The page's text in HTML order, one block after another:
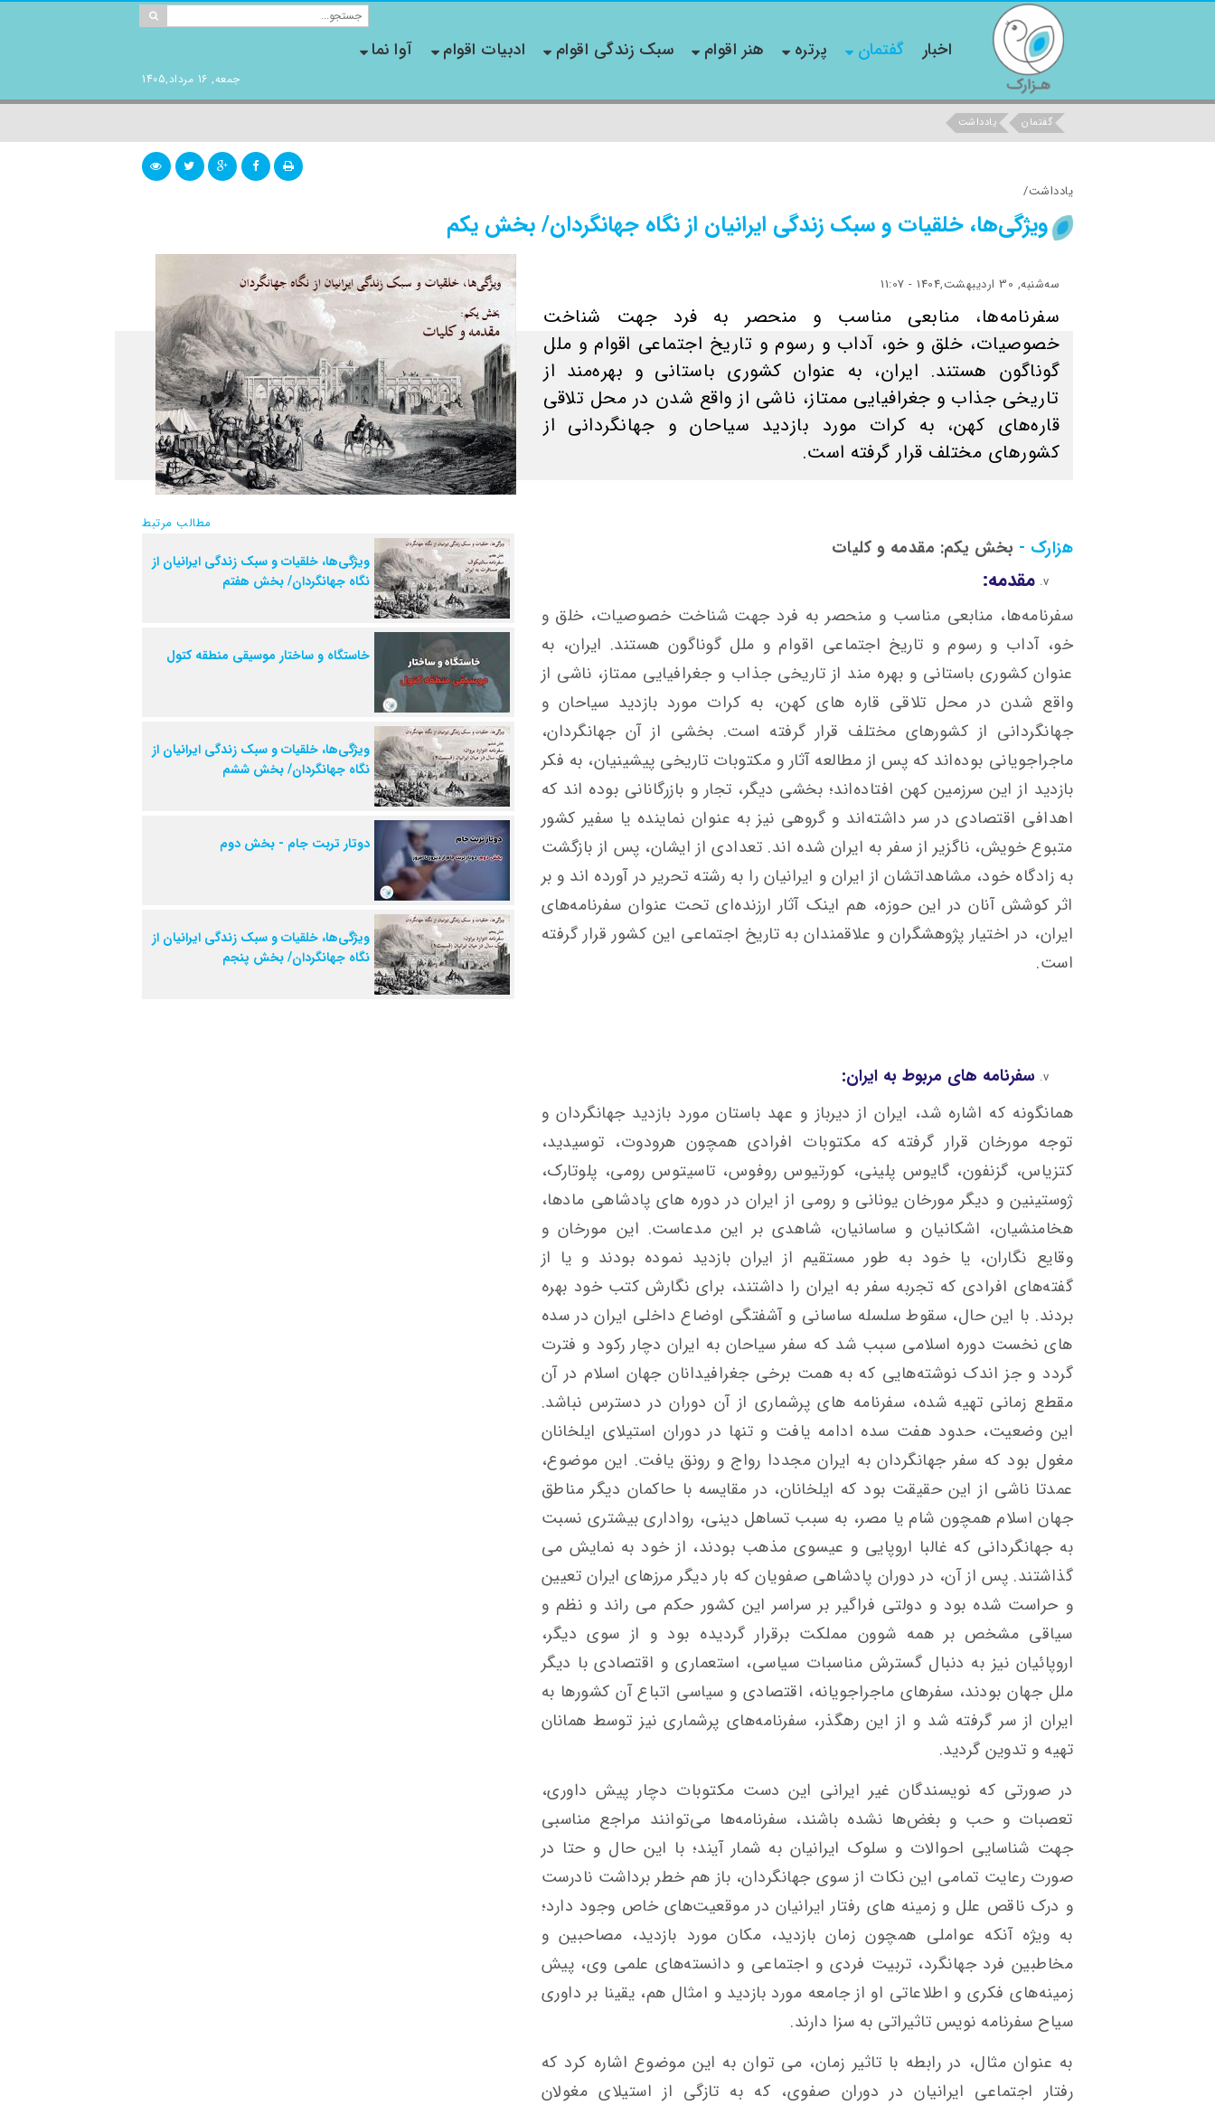
جمعه, 16 مرداد,1405
اخبار گفتمان پرتره هنر اقوام سبک زندگی اقوام ادبیات اقوام آوا نما
گفتمان یادداشت
یادداشت/
ویژگی‌ها، خلقیات و سبک زندگی ایرانیان از نگاه جهانگردان/ بخش یکم
ﺳﻪشنبه, 30 اردیبهشت,1404 - 11:07
سفرنامه‌ها، منابعی مناسب و منحصر به فرد جهت شناخت
خصوصیات، خلق و خو، آداب و رسوم و تاریخ اجتماعی اقوام و ملل
گوناگون هستند. ایران، به عنوان کشوری باستانی و بهره‌مند از
تاریخی جذاب و جغرافیایی ممتاز، ناشی از واقع شدن در محل تلاقی
قاره‌های کهن، به کرات مورد بازدید سیاحان و جهانگردانی از
کشورهای مختلف قرار گرفته است.
هزارک - بخش یکم: مقدمه و کلیات
مقدمه:
سفرنامه‌ها، منابعی مناسب و منحصر به فرد جهت شناخت خصوصیات، خلق و
خو، آداب و رسوم و تاریخ اجتماعی اقوام و ملل گوناگون هستند. ایران، به
عنوان کشوری باستانی و بهره مند از تاریخی جذاب و جغرافیایی ممتاز، ناشی از
واقع شدن در محل تلاقی قاره های کهن، به کرات مورد بازدید سیاحان و
جهانگردانی از کشورهای مختلف قرار گرفته است. بخشی از آن جهانگردان،
ماجراجویانی بوده‌اند که پس از مطالعه آثار و مکتوبات تاریخی پیشینیان، به فکر
بازدید از این سرزمین کهن افتاده‌اند؛ بخشی دیگر، تجار و بازرگانانی بوده اند که
اهدافی اقتصادی در سر داشته‌اند و گروهی نیز به عنوان نماینده یا سفیر کشور
متبوع خویش، ناگزیر از سفر به ایران شده اند. تعدادی از ایشان، پس از بازگشت
به زادگاه خود، مشاهداتشان از ایران و ایرانیان را به رشته تحریر در آورده اند و بر
اثر کوشش آنان در این حوزه، هم اینک آثار ارزنده‌ای تحت عنوان سفرنامه‌های
ایران، در اختیار پژوهشگران و علاقمندان به تاریخ اجتماعی این کشور قرار گرفته
است.
سفرنامه های مربوط به ایران:
همانگونه که اشاره شد، ایران از دیرباز و عهد باستان مورد بازدید جهانگردان و
توجه مورخان قرار گرفته که مکتوبات افرادی همچون هرودوت، توسیدید،
کتزیاس، گزنفون، گایوس پلینی، کورتیوس روفوس، تاسیتوس رومی، پلوتارک،
ژوستینین و دیگر مورخان یونانی و رومی از ایران در دوره های پادشاهی مادها،
هخامنشیان، اشکانیان و ساسانیان، شاهدی بر این مدعاست. این مورخان و
وقایع نگاران، یا خود به طور مستقیم از ایران بازدید نموده بودند و یا از
گفته‌های افرادی که تجربه سفر به ایران را داشتند، برای نگارش کتب خود بهره
بردند. با این حال، سقوط سلسله ساسانی و آشفتگی اوضاع داخلی ایران در سده
های نخست دوره اسلامی سبب شد که سفر سیاحان به ایران دچار رکود و فترت
گردد و جز اندک نوشته‌هایی که به همت برخی جغرافیدانان جهان اسلام در آن
مقطع زمانی تهیه شده، سفرنامه های پرشماری از آن دوران در دسترس نباشد.
این وضعیت، حدود هفت سده ادامه یافت و تنها در دوران استیلای ایلخانان
مغول بود که سفر جهانگردان به ایران مجددا رواج و رونق یافت. این موضوع،
عمدتا ناشی از این حقیقت بود که ایلخانان، در مقایسه با حاکمان دیگر مناطق
جهان اسلام همچون شام یا مصر، به سبب تساهل دینی، رواداری بیشتری نسبت
به جهانگردانی که غالبا اروپایی و عیسوی مذهب بودند، از خود به نمایش می
گذاشتند. پس از آن، در دوران پادشاهی صفویان که بار دیگر مرزهای ایران تعیین
و حراست شده بود و دولتی فراگیر بر سراسر این کشور حکم می راند و نظم و
سیاقی مشخص بر همه شوون مملکت برقرار گردیده بود و از سوی دیگر،
اروپائیان نیز به دنبال گسترش مناسبات سیاسی، استعماری و اقتصادی با دیگر
ملل جهان بودند، سفرهای ماجراجویانه، اقتصادی و سیاسی اتباع آن کشورها به
ایران از سر گرفته شد و از این رهگذر، سفرنامه‌های پرشماری نیز توسط همانان
تهیه و تدوین گردید.
در صورتی که نویسندگان غیر ایرانی این دست مکتوبات دچار پیش داوری،
تعصبات و حب و بغض‌ها نشده باشند، سفرنامه‌ها می‌توانند مراجع مناسبی
جهت شناسایی احوالات و سلوک ایرانیان به شمار آیند؛ با این حال و حتا در
صورت رعایت تمامی این نکات از سوی جهانگردان، باز هم خطر برداشت نادرست
و درک ناقص علل و زمینه های رفتار ایرانیان در موقعیت‌های خاص وجود دارد؛
به ویژه آنکه عواملی همچون زمان بازدید، مکان مورد بازدید، مصاحبین و
مخاطبین فرد جهانگرد، تربیت فردی و اجتماعی و دانسته‌های علمی وی، پیش
زمینه‌های فکری و اطلاعاتی او از جامعه مورد بازدید و امثال هم، یقینا بر داوری
سیاح سفرنامه نویس تاثیراتی به سزا دارند.
به عنوان مثال، در رابطه با تاثیر زمان، می توان به این موضوع اشاره کرد که
رفتار اجتماعی ایرانیان در دوران صفوی، که به تازگی از استیلای مغولان
مطالب مرتبط
ویژگی‌ها، خلقیات و سبک زندگی ایرانیان از
نگاه جهانگردان/ بخش هفتم
خاستگاه و ساختار موسیقی منطقه کتول
ویژگی‌ها، خلقیات و سبک زندگی ایرانیان از
نگاه جهانگردان/ بخش ششم
دوتار تربت جام - بخش دوم
ویژگی‌ها، خلقیات و سبک زندگی ایرانیان از
نگاه جهانگردان/ بخش پنجم